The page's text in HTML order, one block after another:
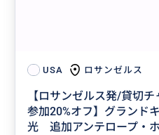
USA ロサンゼルス
【ロサンゼルス発/貸切
参加20%オフ】グランド
光 追加アンテロープ・